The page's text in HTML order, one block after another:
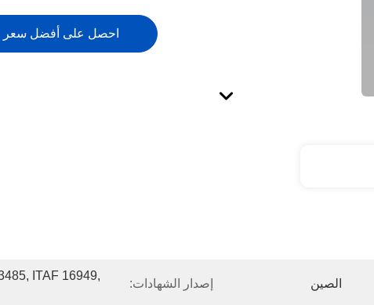
احصل على أفضل سعر
الصين إصدار الشهادات:
ITAF 16949,